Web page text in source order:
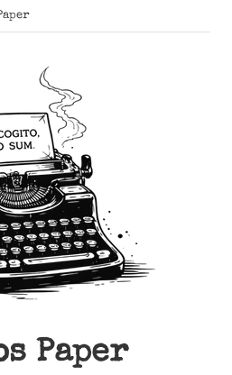
Paper